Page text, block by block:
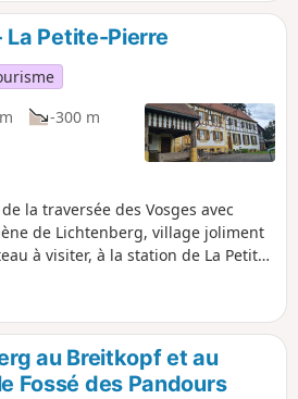
Petite-Pierre
-300 m
la traversée des Vosges avec
de Lichtenberg, village joliment
à visiter, à la station de La Petite-
récit de cette étape dans le
édité par les DNA et L'Alsace. Tout
le Rectangle Rouge, sauf
au Breitkopf et au
Fossé des Pandours